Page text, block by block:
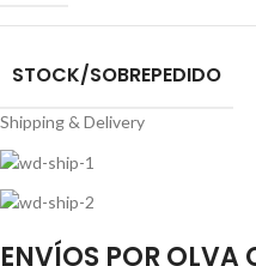
STOCK/SOBREPEDIDO
Shipping & Delivery
ENVÍOS POR OLVA